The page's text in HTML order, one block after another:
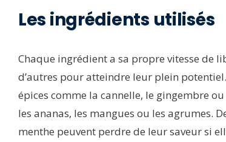
Les ingrédients utilisés
Chaque ingrédient a sa propre vitesse de
d’autres pour atteindre leur plein
épices comme la cannelle, le gingembre
les ananas, les mangues ou les agrumes.
menthe peuvent perdre de leur saveur si